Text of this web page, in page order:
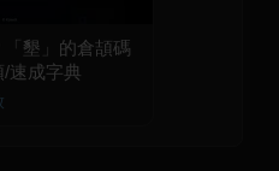
「墾」的倉頡碼
速成字典